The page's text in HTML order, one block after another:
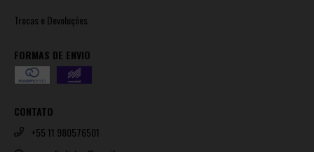
Trocas e Devoluções
FORMAS DE ENVIO
CONTATO
+55 11 980576501